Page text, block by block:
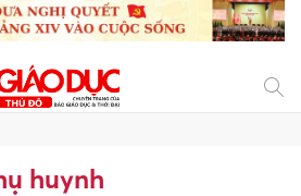
huynh